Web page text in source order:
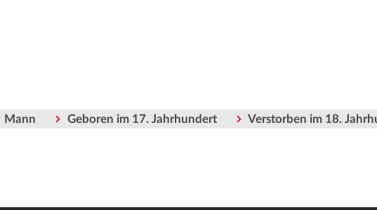
Mann Geboren im 17. Jahrhundert Verstorben im 18.